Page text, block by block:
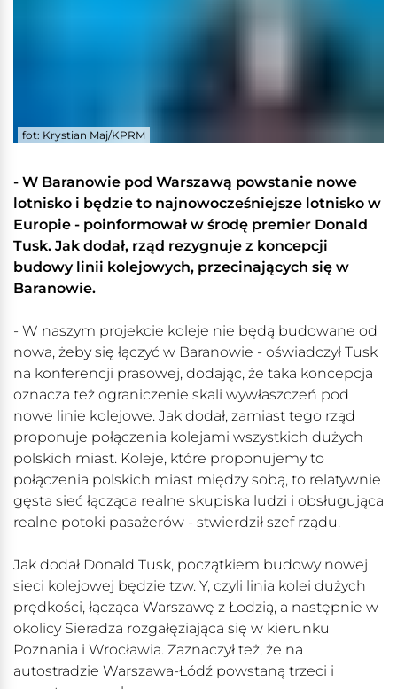
fot: Krystian Maj/KPRM
- W Baranowie pod Warszawą powstanie nowe
lotnisko i będzie to najnowocześniejsze lotnisko w
Europie - poinformował w środę premier Donald
Tusk. Jak dodał, rząd rezygnuje z koncepcji
budowy linii kolejowych, przecinających się w
Baranowie.
- W naszym projekcie koleje nie będą budowane od
nowa, żeby się łączyć w Baranowie - oświadczył Tusk
na konferencji prasowej, dodając, że taka koncepcja
oznacza też ograniczenie skali wywłaszczeń pod
nowe linie kolejowe. Jak dodał, zamiast tego rząd
proponuje połączenia kolejami wszystkich dużych
polskich miast. Koleje, które proponujemy to
połączenia polskich miast między sobą, to relatywnie
gęsta sieć łącząca realne skupiska ludzi i obsługująca
realne potoki pasażerów - stwierdził szef rządu.
Jak dodał Donald Tusk, początkiem budowy nowej
sieci kolejowej będzie tzw. Y, czyli linia kolei dużych
prędkości, łącząca Warszawę z Łodzią, a następnie w
okolicy Sieradza rozgałęziająca się w kierunku
Poznania i Wrocławia. Zaznaczył też, że na
autostradzie Warszawa-Łódź powstaną trzeci i